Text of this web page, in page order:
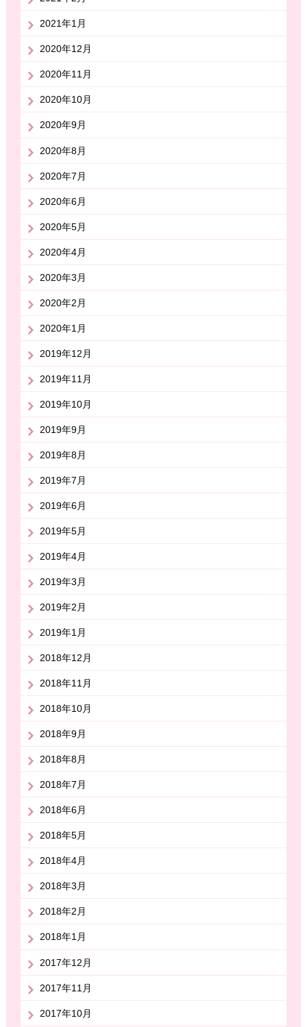
2021年1月
2020年12月
2020年11月
2020年10月
2020年9月
2020年8月
2020年7月
2020年6月
2020年5月
2020年4月
2020年3月
2020年2月
2020年1月
2019年12月
2019年11月
2019年10月
2019年9月
2019年8月
2019年7月
2019年6月
2019年5月
2019年4月
2019年3月
2019年2月
2019年1月
2018年12月
2018年11月
2018年10月
2018年9月
2018年8月
2018年7月
2018年6月
2018年5月
2018年4月
2018年3月
2018年2月
2018年1月
2017年12月
2017年11月
2017年10月